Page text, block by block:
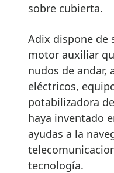
sobre cubierta.
Adix dispone de
motor auxiliar
nudos de andar,
eléctricos,
potabilizadora
haya inventado
ayudas a la
tecnología.